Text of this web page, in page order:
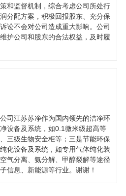
和监督机制，综合考虑公司所处行
分配方案，积极回报股东、充分保
讼不会对公司造成重大影响。公司
护公司和股东的合法权益，及时履
司江苏苏净作为国内领先的洁净环
设备及系统，如0.1微米级超高等
三级生物安全柜等；三是节能环保
化设备及系统，如专用气体纯化装
气分离、氨分解、甲醇裂解等途径
信息、新能源等行业。谢谢！